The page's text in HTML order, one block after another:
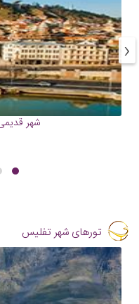
شهر
‹
تورهای شهر تفلیس